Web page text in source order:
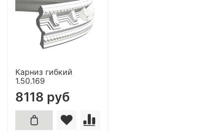
Карниз гибкий
1.50.169
8118 руб